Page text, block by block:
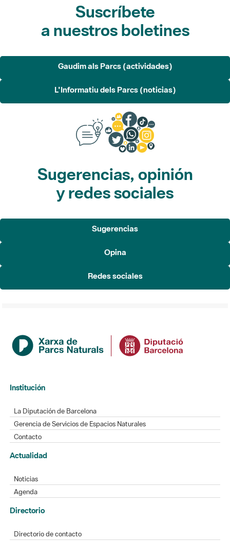
Suscríbete
a nuestros boletines
Gaudim als Parcs (actividades)
L'Informatiu dels Parcs (noticias)
Sugerencias, opinión
y redes sociales
Sugerencias
Opina
Redes sociales
Institución
La Diputación de Barcelona
Gerencia de Servicios de Espacios Naturales
Contacto
Actualidad
Noticias
Agenda
Directorio
Directorio de contacto